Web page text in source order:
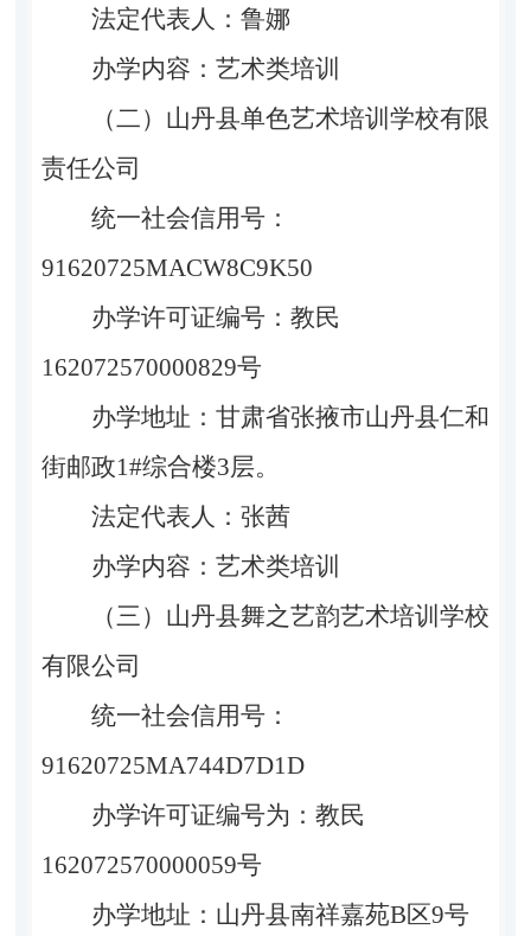
法定代表人： 鲁娜
办学内容：艺术类培训
（二）山丹县单色艺术培训 学校有限
责任公司
统一社会信用号：
91620725MACW8C9K50
办学许可证编号：教民
162072570000829号
办学地址： 甘肃省张掖市山丹县仁和
街邮政1#综合楼3层。
法定代表人： 张茜
办学内容：艺术类培训
（三） 山丹县舞之艺韵艺术培训学校
有限公司
统一社会信用号：
91620725MA744D7D1D
办学许可证编号为： 教民
162072570000059号
办学地址：山丹县南祥嘉苑B区9号